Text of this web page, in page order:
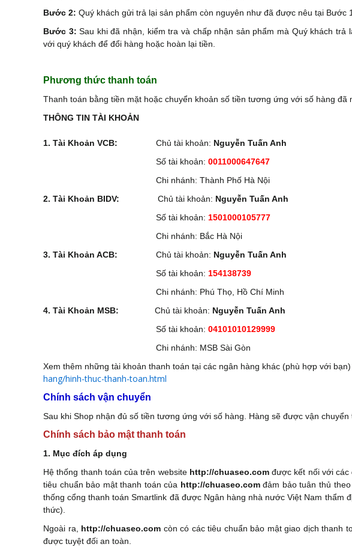
Bước 2: Quý khách gửi trả lại sản phẩm còn nguyên như đã được nêu tại Bước
Bước 3: Sau khi đã nhận, kiểm tra và chấp nhận sản phẩm mà Quý khách
với quý khách để đổi hàng hoặc hoàn lại tiền.
Phương thức thanh toán
Thanh toán bằng tiền mặt hoặc chuyển khoản số tiền tương ứng với số hàng đã
THÔNG TIN TÀI KHOẢN
1. Tài Khoản VCB: Chủ tài khoản: Nguyễn Tuấn Anh
Số tài khoản: 0011000647647
Chi nhánh: Thành Phố Hà Nội
2. Tài Khoản BIDV: Chủ tài khoản: Nguyễn Tuấn Anh
Số tài khoản: 1501000105777
Chi nhánh: Bắc Hà Nội
3. Tài Khoản ACB: Chủ tài khoản: Nguyễn Tuấn Anh
Số tài khoản: 154138739
Chi nhánh: Phú Thọ, Hồ Chí Minh
4. Tài Khoản MSB: Chủ tài khoản: Nguyễn Tuấn Anh
Số tài khoản: 04101010129999
Chi nhánh: MSB Sài Gòn
Xem thêm những tài khoản thanh toán tại các ngân hàng khác (phù hợp với
hang/hinh-thuc-thanh-toan.html
Chính sách vận chuyển
Sau khi Shop nhận đủ số tiền tương ứng với số hàng. Hàng sẽ được vận
Chính sách bảo mật thanh toán
1. Mục đích áp dụng
Hệ thống thanh toán của trên website http://chuaseo.comđược kết nối với các
tiêu chuẩn bảo mật thanh toán của http://chuaseo.comđảm bảo tuân thủ
thống cổng thanh toán Smartlink đã được Ngân hàng nhà nước Việt Nam thẩm
thức).
Ngoài ra, http://chuaseo.com còn có các tiêu chuẩn bảo mật giao dịch thanh
được tuyệt đối an toàn.